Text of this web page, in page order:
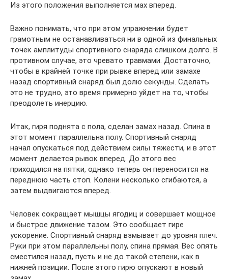
Из этого положения выполняется мах вперед.
Важно понимать, что при этом упражнении будет
грамотным не останавливаться ни в одной из финальных
точек амплитуды спортивного снаряда слишком долго. В
противном случае, это чревато травмами. Достаточно,
чтобы в крайней точке при рывке вперед или замахе
назад спортивный снаряд был долю секунды. Сделать
это не трудно, это время примерно уйдет на то, чтобы
преодолеть инерцию.
Итак, гиря поднята с пола, сделан замах назад. Спина в
этот момент параллельна полу. Спортивный снаряд
начал опускаться под действием силы тяжести, и в этот
момент делается рывок вперед. До этого вес
приходился на пятки, однако теперь он переносится на
переднюю часть стоп. Колени несколько сгибаются, а
затем выдвигаются вперед.
Человек сокращает мышцы ягодиц и совершает мощное
и быстрое движение тазом. Это сообщает гире
ускорение. Спортивный снаряд взмывает до уровня плеч.
Руки при этом параллельны полу, спина прямая. Вес опять
сместился назад, пусть и не до такой степени, как в
нижней позиции. После этого гирю опускают в новый